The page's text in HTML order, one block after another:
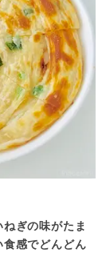
ぎの味がたま
感でどんどん